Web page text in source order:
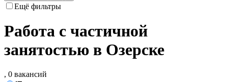
Ещё фильтры
Работа с частичной
занятостью в Озерске
, 0 вакансий